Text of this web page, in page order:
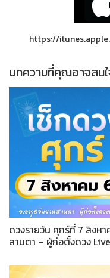
https://
บทความที่คุณอาจสน
ดวงรายวัน ศุกร์ที่ 7 สิงห
สามตา – ผู้ก่อตั้งดวง Live